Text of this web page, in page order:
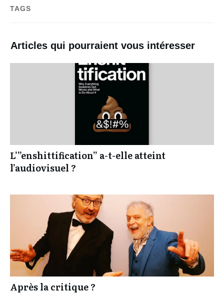
TAGS
Articles qui pourraient vous intéresser
L’”enshittification” a-t-elle atteint
l’audiovisuel ?
Après la critique ?